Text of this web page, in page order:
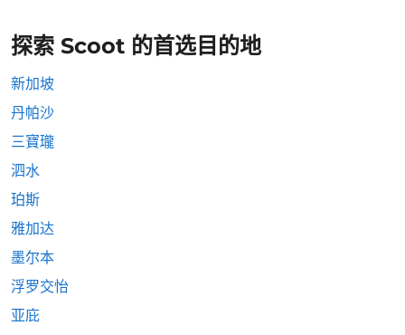
探索 Scoot 的首选目的地
新加坡
丹帕沙
三寶瓏
泗水
珀斯
雅加达
墨尔本
浮罗交怡
亚庇